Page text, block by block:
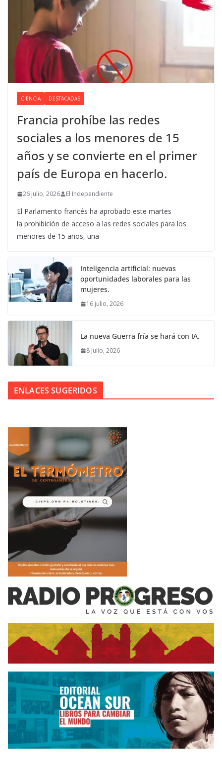
CIENCIA DESTACADAS
Francia prohíbe las redes
sociales a los menores de 15
años y se convierte en el primer
país de Europa en hacerlo.
26 julio, 2026 El Independiente
El Parlamento francés ha aprobado este martes
la prohibición de acceso a las redes sociales para los
menores de 15 años, una
Inteligencia artificial: nuevas
oportunidades laborales para las
mujeres.
16 julio, 2026
La nueva Guerra fría se hará con IA.
8 julio, 2026
ENLACES SUGERIDOS